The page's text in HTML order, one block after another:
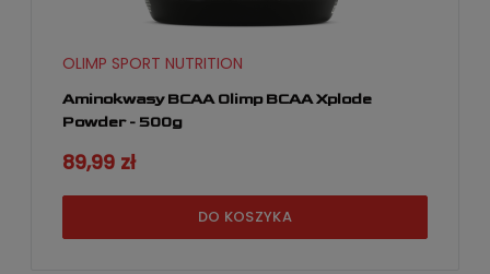
Aminokwasy BCAA Olimp BCAA Xplode
Powder - 500g
OLIMP SPORT NUTRITION
89,99 zł
DO KOSZYKA